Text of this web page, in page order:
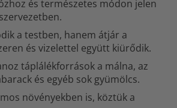
és természetes módon jelen
a testben, hanem átjár a
és vizelettel együtt kiürődik.
táplálékforrások a málna, az
és egyéb sok gyümölcs.
növényekben is, köztük a